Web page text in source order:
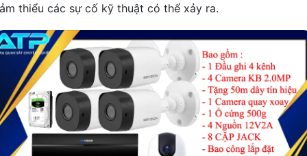
thiểu các sự cố kỹ thuật có thể xảy ra.